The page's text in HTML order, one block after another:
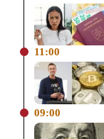
11:00
09:00